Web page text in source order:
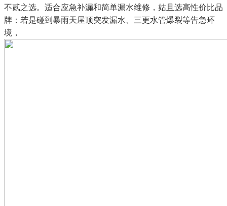
不贰之选。适合应急补漏和简单漏水维修，姑且选高性价比品
牌：若是碰到暴雨天屋顶突发漏水、三更水管爆裂等告急环
境，